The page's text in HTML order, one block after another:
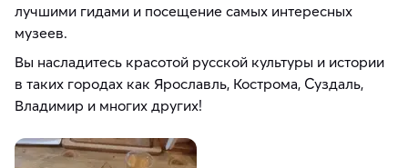
лучшими гидами и посещение самых интересных
музеев.
Вы насладитесь красотой русской культуры и истории
в таких городах как Ярославль, Кострома, Суздаль,
Владимир и многих других!